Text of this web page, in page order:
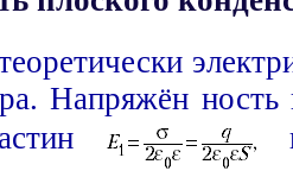
Напряжён ность